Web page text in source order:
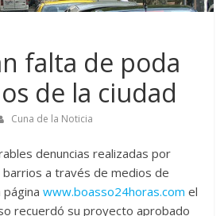
falta de poda
de la ciudad
Cuna de la Noticia
denuncias realizadas por
a través de medios de
páginawww.boasso24horas.com el
recuerdó su proyecto aprobado